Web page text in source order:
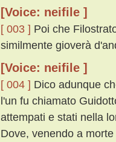
[Voice: neifile ]
[ 003 ] Poi che
similmente gioverà
[Voice: neifile ]
[ 004 ] Dico adunque
l'un fu chiamato
attempati e stati nella
Dove, venendo a